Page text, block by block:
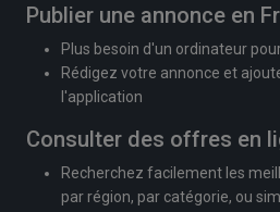
Publier une annonce en
Plus besoin d'un ordinateur
Rédigez votre annonce et
l'application
Consulter des offres en
Recherchez facilement les
par région, par catégorie, ou